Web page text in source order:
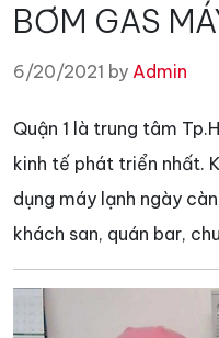
BƠM GAS
6/20/2021 by Admin
Quận 1 là trung tâm
kinh tế phát triển nhất.
dụng máy lạnh ngày
khách san, quán bar,